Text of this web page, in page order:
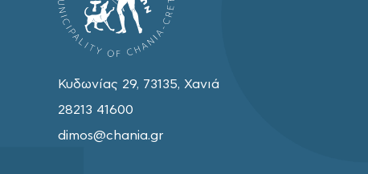
Κυδωνίας 29, 73135, Χανιά
28213 41600
dimos@chania.gr